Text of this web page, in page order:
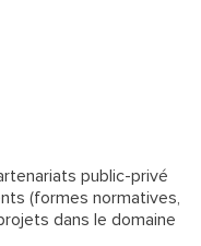
public-privé
(formes normatives,
dans le domaine